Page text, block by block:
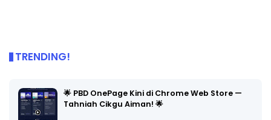
TRENDING!
🌟 PBD OnePage Kini di Chrome Web Store —
Tahniah Cikgu Aiman! 🌟